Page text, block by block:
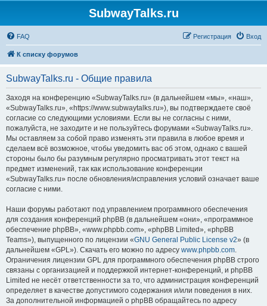
SubwayTalks.ru
FAQ Вход
Регистрация
К списку форумов
SubwayTalks.ru - Общие правила
Заходя на конференцию «SubwayTalks.ru» (в дальнейшем «мы», «наш»,
«SubwayTalks.ru», «https://www.subwaytalks.ru»), вы подтверждаете своё
согласие со следующими условиями. Если вы не согласны с ними,
пожалуйста, не заходите и не пользуйтесь форумами «SubwayTalks.ru».
Мы оставляем за собой право изменять эти правила в любое время и
сделаем всё возможное, чтобы уведомить вас об этом, однако с вашей
стороны было бы разумным регулярно просматривать этот текст на
предмет изменений, так как использование конференции
«SubwayTalks.ru» после обновления/исправления условий означает ваше
согласие с ними.
Наши форумы работают под управлением программного обеспечения
для создания конференций phpBB (в дальнейшем «они», «программное
обеспечение phpBB», «www.phpbb.com», «phpBB Limited», «phpBB
Teams»), выпущенного по лицензии «GNU General Public License v2» (в
дальнейшем «GPL»). Скачать его можно по адресу www.phpbb.com.
Ограничения лицензии GPL для программного обеспечения phpBB строго
связаны с организацией и поддержкой интернет-конференций, и phpBB
Limited не несёт ответственности за то, что администрация конференций
определяет в качестве допустимого содержания и/или поведения в них.
За дополнительной информацией о phpBB обращайтесь по адресу